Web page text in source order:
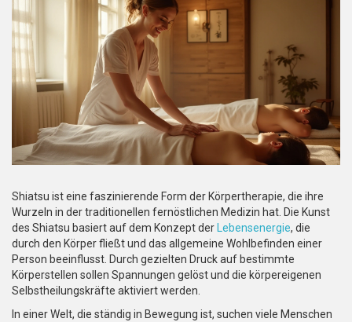
Shiatsu ist eine faszinierende Form der Körpertherapie, die ihre
Wurzeln in der traditionellen fernöstlichen Medizin hat. Die Kunst
des Shiatsu basiert auf dem Konzept der
Lebensenergie, die
durch den Körper fließt und das allgemeine Wohlbefinden einer
Person beeinflusst. Durch gezielten Druck auf bestimmte
Körperstellen sollen Spannungen gelöst und die körpereigenen
Selbstheilungskräfte aktiviert werden.
In einer Welt, die ständig in Bewegung ist, suchen viele Menschen